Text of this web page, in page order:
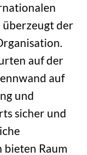
überzeugt der
auf der
auf
und
sicher und
bieten Raum